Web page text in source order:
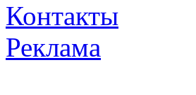
Контакты
Реклама